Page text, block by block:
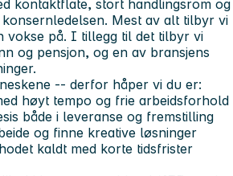
kontaktflate, stort handlingsrom og
Mest av alt tilbyr vi
vokse på. I tillegg til det tilbyr vi
og pensjon, og en av bransjens
-- derfor håper vi du er:
høyt tempo og frie arbeidsforhold
både i leveranse og fremstilling
og finne kreative løsninger
kaldt med korte tidsfrister